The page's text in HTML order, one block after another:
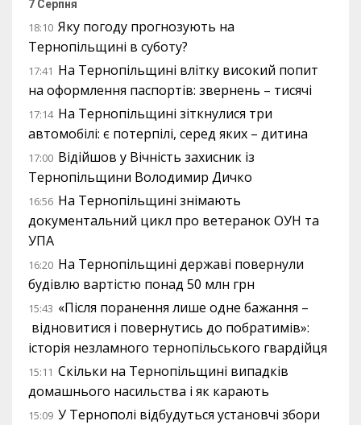
7 Серпня
18:10 Яку погоду прогнозують на
Тернопільщині в суботу?
17:41 На Тернопільщині влітку високий попит
на оформлення паспортів: звернень – тисячі
17:14 На Тернопільщині зіткнулися три
автомобілі: є потерпілі, серед яких – дитина
17:00 Відійшов у Вічність захисник із
Тернопільщини Володимир Дичко
16:56 На Тернопільщині знімають
документальний цикл про ветеранок ОУН та
УПА
16:20 На Тернопільщині державі повернули
будівлю вартістю понад 50 млн грн
15:43 «Після поранення лише одне бажання –
відновитися і повернутись до побратимів»:
історія незламного тернопільського гвардійця
15:11 Скільки на Тернопільщині випадків
домашнього насильства і як карають
15:09 У Тернополі відбудуться установчі збори